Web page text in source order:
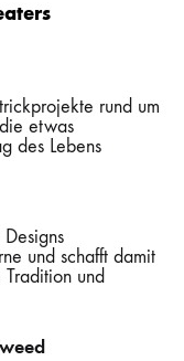
rund um
etwas
des Lebens
und schafft damit
und